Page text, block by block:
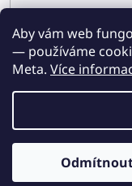
Aby vám web
— používáme
Meta. Více
PŘIHLÁSIT SE